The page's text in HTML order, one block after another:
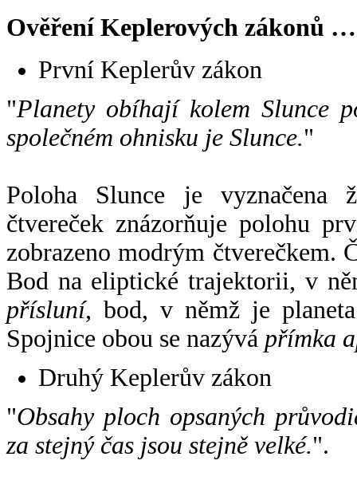
Ověření Keplerových zákonů …
První Keplerův zákon
"Planety obíhají kolem Slunce
společném ohnisku je Slunce."
Poloha Slunce je vyznačena
čtvereček znázorňuje polohu
zobrazeno modrým čtverečkem.
Bod na eliptické trajektorii, v
přísluní, bod, v němž je
Spojnice obou se nazývá přímka
Druhý Keplerův zákon
"Obsahy ploch opsaných
za stejný čas jsou stejně velké.".